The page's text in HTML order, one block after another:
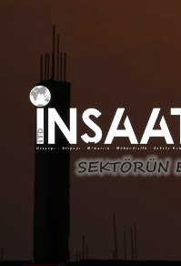
content